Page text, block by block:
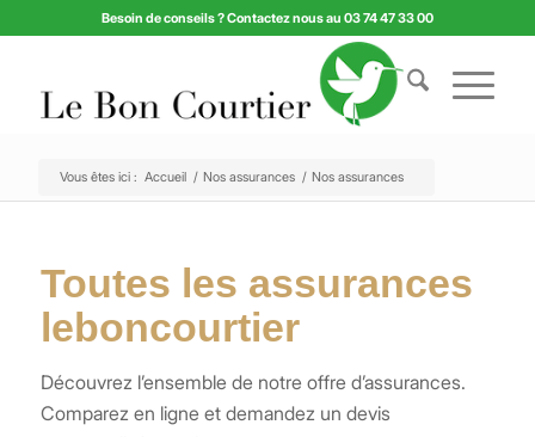
Besoin de conseils ? Contactez nous au 03 74 47 33 00
Vous êtes ici : Accueil / Nos assurances / Nos assurances
Toutes les assurances
leboncourtier
Découvrez l’ensemble de notre offre d’assurances.
Comparez en ligne et demandez un devis